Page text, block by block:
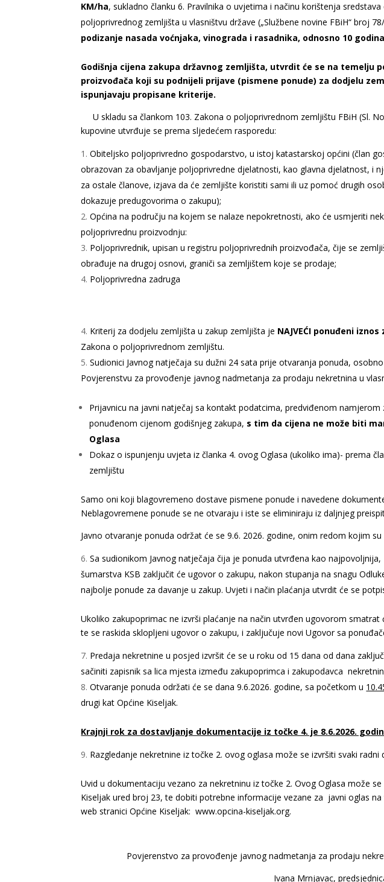
KM/ha, sukladno članku 6. Pravilnika o uvjetima i načinu korištenja
poljoprivrednog zemljišta u vlasništvu države („Službene novine FBiH“ broj
podizanje nasada voćnjaka, vinograda i rasadnika, odnosno 10
Godišnja cijena zakupa državnog zemljišta, utvrdit će se na temelju
proizvođača koji su podnijeli prijave (pismene ponude) za dodjelu
ispunjavaju propisane kriterije.
U skladu sa člankom 103. Zakona o poljoprivrednom zemljištu FBiH (Sl.
kupovine utvrđuje se prema sljedećem rasporedu:
Obiteljsko poljoprivredno gospodarstvo, u istoj katastarskoj općini (član
obrazovan za obavljanje poljoprivredne djelatnosti, kao glavna djelatnost, i
za ostale članove, izjava da će zemljište koristiti sami ili uz pomoć drugih
dokazuje predugovorima o zakupu);
Općina na području na kojem se nalaze nepokretnosti, ako će usmjeriti
poljoprivrednu proizvodnju:
Poljoprivrednik, upisan u registru poljoprivrednih proizvođača, čije se
obrađuje na drugoj osnovi, graniči sa zemljištem koje se prodaje;
Poljoprivredna zadruga
Kriterij za dodjelu zemljišta u zakup zemljišta je NAJVEĆI ponuđeni
Zakona o poljoprivrednom zemljištu.
Sudionici Javnog natječaja su dužni 24 sata prije otvaranja ponuda,
Povjerenstvu za provođenje javnog nadmetanja za prodaju nekretnina u
Prijavnicu na javni natječaj sa kontakt podatcima, predviđenom
ponuđenom cijenom godišnjeg zakupa, s tim da cijena ne može biti
Oglasa
Dokaz o ispunjenju uvjeta iz članka 4. ovog Oglasa (ukoliko ima)- prema
zemljištu
Samo oni koji blagovremeno dostave pismene ponude i navedene
Neblagovremene ponude se ne otvaraju i iste se eliminiraju iz daljnjeg
Javno otvaranje ponuda održat će se 9.6. 2026. godine, onim redom kojim su
Sa sudionikom Javnog natječaja čija je ponuda utvrđena kao
šumarstva KSB zaključit će ugovor o zakupu, nakon stupanja na snagu
najbolje ponude za davanje u zakup. Uvjeti i način plaćanja utvrdit će se
Ukoliko zakupoprimac ne izvrši plaćanje na način utvrđen ugovorom
te se raskida sklopljeni ugovor o zakupu, i zaključuje novi Ugovor sa
Predaja nekretnine u posjed izvršit će se u roku od 15 dana od dana
sačiniti zapisnik sa lica mjesta između zakupoprimca i zakupodavca
Otvaranje ponuda održati će se dana 9.6.2026. godine, sa početkom u
drugi kat Općine Kiseljak.
Krajnji rok za dostavljanje dokumentacije iz točke 4. je 8.6.2026.
Razgledanje nekretnine iz točke 2. ovog oglasa može se izvršiti svaki radni
Uvid u dokumentaciju vezano za nekretninu iz točke 2. Ovog Oglasa može
Kiseljak ured broj 23, te dobiti potrebne informacije vezane za javni oglas
web stranici Općine Kiseljak:www.opcina-kiseljak.org.
Povjerenstvo za provođenje javnog nadmetanja za prodaju
Ivana Mrnjavac,